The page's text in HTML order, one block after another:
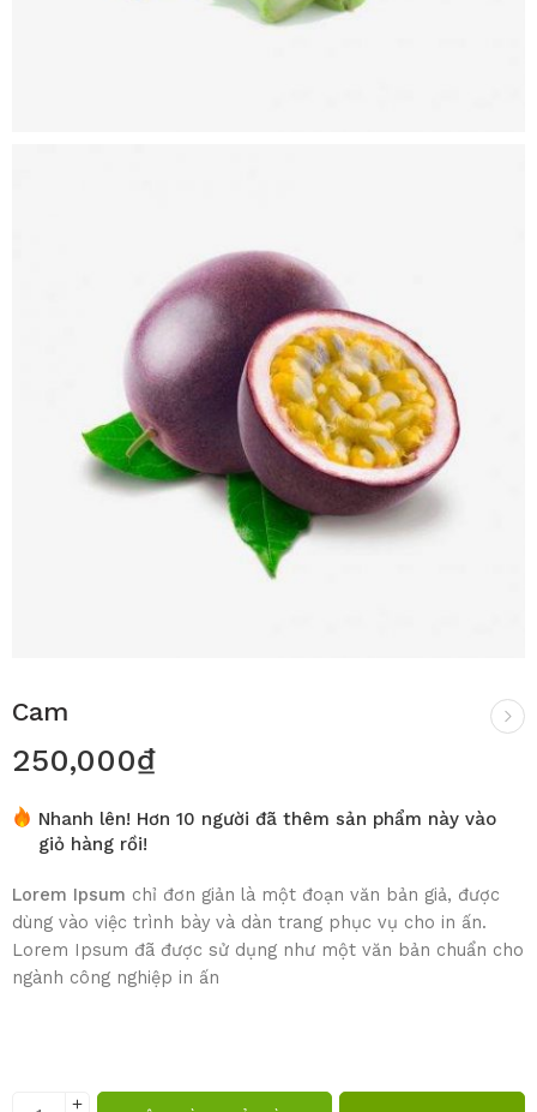
Cam
250,000₫
Nhanh lên! Hơn 10 người đã thêm sản phẩm này vào
giỏ hàng rồi!
Lorem Ipsum chỉ đơn giản là một đoạn văn bản giả, được
dùng vào việc trình bày và dàn trang phục vụ cho in ấn.
Lorem Ipsum đã được sử dụng như một văn bản chuẩn cho
ngành công nghiệp in ấn